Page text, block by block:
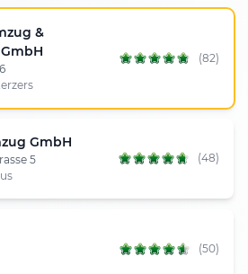
&
(82)
GmbH
5
(48)
(50)